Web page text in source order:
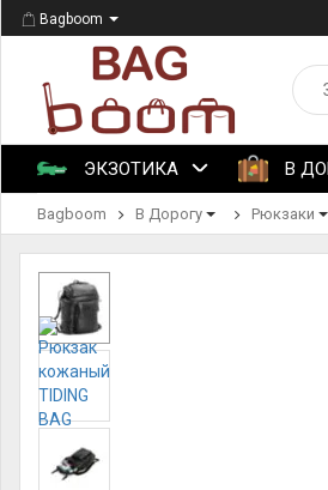
Bagboom
ЭКЗОТИКА В
Bagboom В Дорогу Рюкзаки